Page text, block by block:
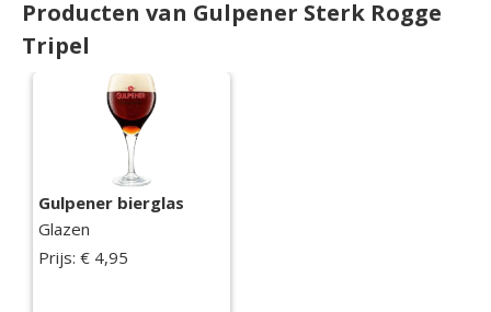
Producten van Gulpener Sterk Rogge
Tripel
Gulpener bierglas
Glazen
Prijs: € 4,95